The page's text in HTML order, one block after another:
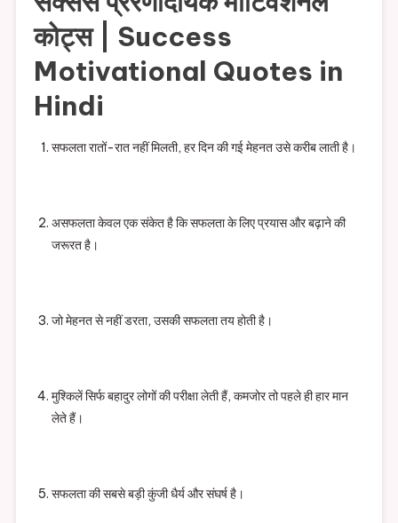
कोट्स | Success
Motivational Quotes in
Hindi
सफलता रातों-रात नहीं मिलती, हर दिन की गई मेहनत उसे करीब लाती है।
असफलता केवल एक संकेत है कि सफलता के लिए प्रयास और बढ़ाने की
जरूरत है।
जो मेहनत से नहीं डरता, उसकी सफलता तय होती है।
मुश्किलें सिर्फ बहादुर लोगों की परीक्षा लेती हैं, कमजोर तो पहले ही हार मान
लेते हैं।
सफलता की सबसे बड़ी कुंजी धैर्य और संघर्ष है।